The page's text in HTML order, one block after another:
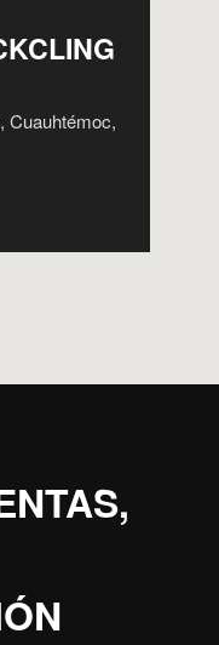
Cuauhtémoc,